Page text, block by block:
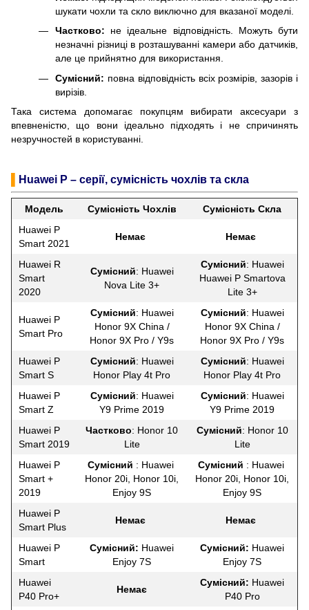
шукати чохли та скло виключно для вказаної моделі.
Частково: не ідеальне відповідність. Можуть бути
незначні різниці в розташуванні камери або датчиків,
але це прийнятно для використання.
Сумісний: повна відповідність всіх розмірів, зазорів і
вирізів.
Така система допомагає покупцям вибирати аксесуари з
впевненістю, що вони ідеально підходять і не спричинять
незручностей в користуванні.
Huawei P – серії, сумісність чохлів та скла
Модель Сумісність Чохлів
Сумісність Скла
Huawei P
Smart 2021
Немає Немає
Huawei R
Smart
2020
Сумісний: Huawei
Nova Lite 3+
Сумісний: Huawei
Huawei P Smartova
Lite 3+
Huawei P
Smart Pro
Сумісний: Huawei
Honor 9X China /
Honor 9X Pro / Y9s
Сумісний: Huawei
Honor 9X China /
Honor 9X Pro / Y9s
Huawei P
Smart S
Сумісний: Huawei
Honor Play 4t Pro
Сумісний: Huawei
Honor Play 4t Pro
Huawei P
Smart Z
Сумісний: Huawei
Y9 Prime 2019
Сумісний: Huawei
Y9 Prime 2019
Huawei P
Smart 2019
Частково: Honor 10
Lite
Сумісний: Honor 10
Lite
Huawei P
Smart +
2019
Сумісний : Huawei
Honor 20i, Honor 10i,
Enjoy 9S
Сумісний : Huawei
Honor 20i, Honor 10i,
Enjoy 9S
Huawei P
Smart Plus
Немає Немає
Huawei P
Smart
Сумісний: Huawei
Enjoy 7S
Сумісний: Huawei
Enjoy 7S
Huawei
P40 Pro+
Немає
Сумісний: Huawei
P40 Pro